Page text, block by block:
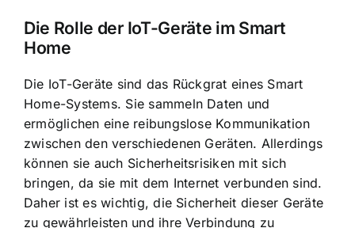
Die Rolle der IoT-Geräte im Smart
Home
Die IoT-Geräte sind das Rückgrat eines Smart
Home-Systems. Sie sammeln Daten und
ermöglichen eine reibungslose Kommunikation
zwischen den verschiedenen Geräten. Allerdings
können sie auch Sicherheitsrisiken mit sich
bringen, da sie mit dem Internet verbunden sind.
Daher ist es wichtig, die Sicherheit dieser Geräte
zu gewährleistenund ihre Verbindung zu